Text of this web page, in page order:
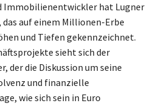
Immobilienentwickler hat Lugner
auf einem Millionen-Erbe
und Tiefen gekennzeichnet.
sieht sich der
der die Diskussion um seine
und finanzielle
wie sich sein in Euro